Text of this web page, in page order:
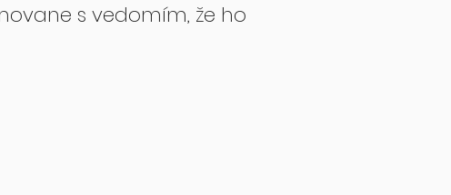
s vedomím, že ho